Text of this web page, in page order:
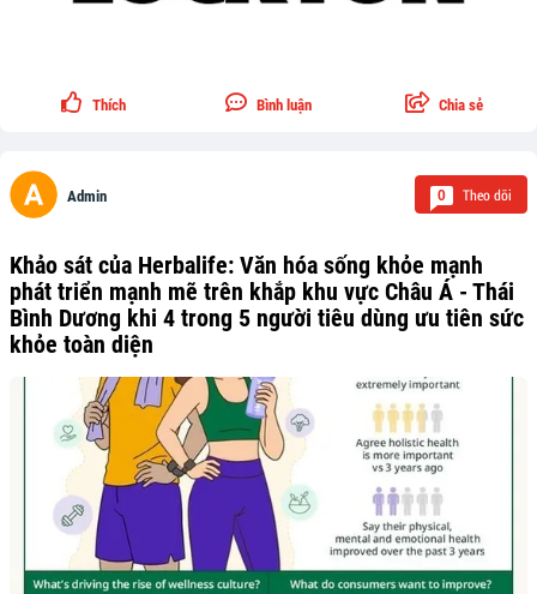
Thích Bình luận Chia sẻ
Admin 0 Theo dõi
Khảo sát của Herbalife: Văn hóa sống khỏe mạnh
phát triển mạnh mẽ trên khắp khu vực Châu Á - Thái
Bình Dương khi 4 trong 5 người tiêu dùng ưu tiên sức
khỏe toàn diện